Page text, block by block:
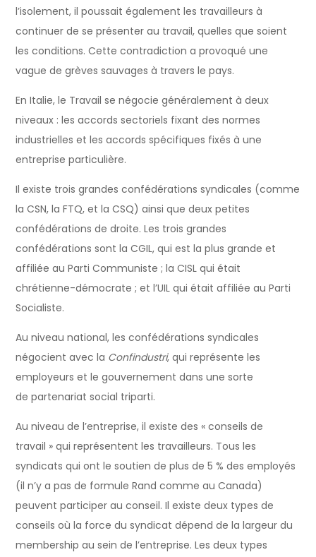
l’isolement, il poussait également les travailleurs à
continuer de se présenter au travail, quelles que soient
les conditions. Cette contradiction a provoqué une
vague de grèves sauvages à travers le pays.
En Italie, le Travail se négocie généralement à deux
niveaux : les accords sectoriels fixant des normes
industrielles et les accords spécifiques fixés à une
entreprise particulière.
Il existe trois grandes confédérations syndicales (comme
la CSN, la FTQ, et la CSQ) ainsi que deux petites
confédérations de droite. Les trois grandes
confédérations sont la CGIL, qui est la plus grande et
affiliée au Parti Communiste ; la CISL qui était
chrétienne-démocrate ; et l’UIL qui était affiliée au Parti
Socialiste.
Au niveau national, les confédérations syndicales
négocient avec la Confindustri, qui représente les
employeurs et le gouvernement dans une sorte
de partenariat social triparti.
Au niveau de l’entreprise, il existe des « conseils de
travail » qui représentent les travailleurs. Tous les
syndicats qui ont le soutien de plus de 5 % des employés
(il n’y a pas de formule Rand comme au Canada)
peuvent participer au conseil. Il existe deux types de
conseils où la force du syndicat dépend de la largeur du
membership au sein de l’entreprise. Les deux types